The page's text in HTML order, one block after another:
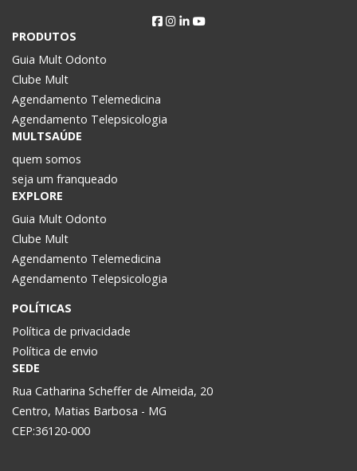
PRODUTOS
Guia Mult Odonto
Clube Mult
Agendamento Telemedicina
Agendamento Telepsicologia
MULTSAÚDE
quem somos
seja um franqueado
EXPLORE
Guia Mult Odonto
Clube Mult
Agendamento Telemedicina
Agendamento Telepsicologia
POLÍTICAS
Política de privacidade
Política de envio
SEDE
Rua Catharina Scheffer de Almeida, 20
Centro, Matias Barbosa - MG
CEP:36120-000